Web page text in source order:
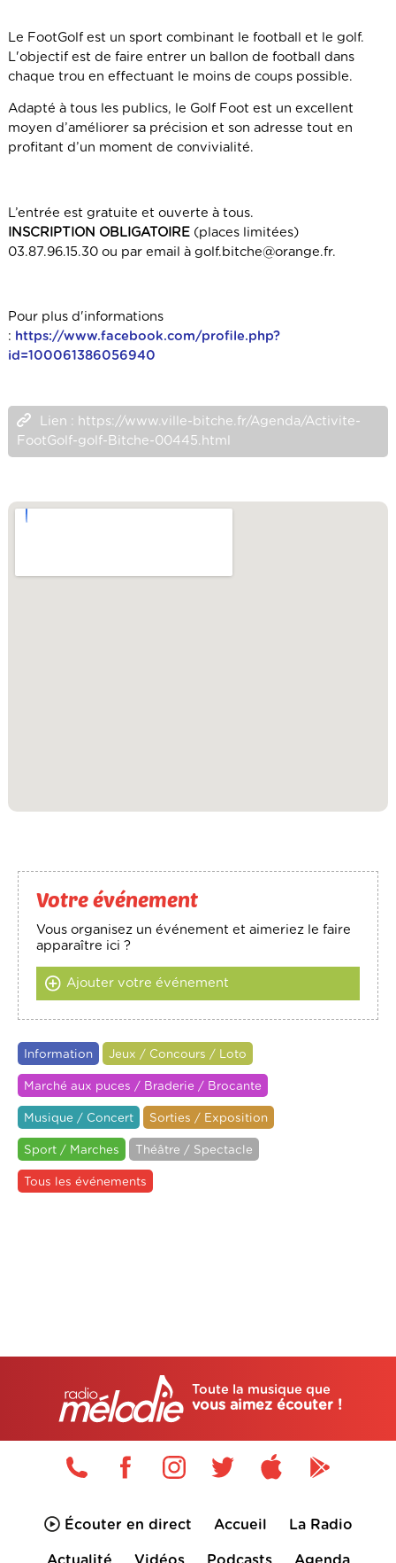
Le FootGolf est un sport combinant le football et le golf.
L'objectif est de faire entrer un ballon de football dans
chaque trou en effectuant le moins de coups possible.
Adapté à tous les publics, le Golf Foot est un excellent
moyen d’améliorer sa précision et son adresse tout en
profitant d’un moment de convivialité.
L’entrée est gratuite et ouverte à tous.
INSCRIPTION OBLIGATOIRE(places limitées)
03.87.96.15.30 ou par email à golf.bitche@orange.fr.
Pour plus d'informations
: https://www.facebook.com/profile.php?
id=100061386056940
Lien : https://www.ville-bitche.fr/Agenda/Activite-
FootGolf-golf-Bitche-00445.html
Votre événement
Vous organisez un événement et aimeriez le faire
apparaître ici ?
Ajouter votre événement
Information Jeux / Concours / Loto
Marché aux puces / Braderie / Brocante
Musique / Concert Sorties / Exposition
Sport / Marches Théâtre / Spectacle
Tous les événements
Toute la musique que
vous aimez écouter !
Écouter en direct Accueil La Radio